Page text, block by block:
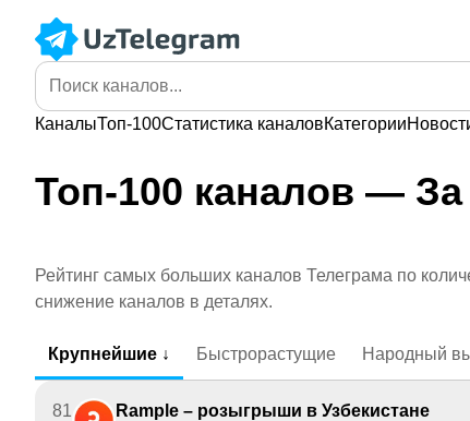
КаналыТоп-100Статистика каналовКатегории
Топ-100 каналов —
Рейтинг самых больших каналов Телеграма по
снижение каналов в деталях.
Крупнейшие ↓ Быстрорастущие Народный
81
Rample – розыгрыши в Узбекистане